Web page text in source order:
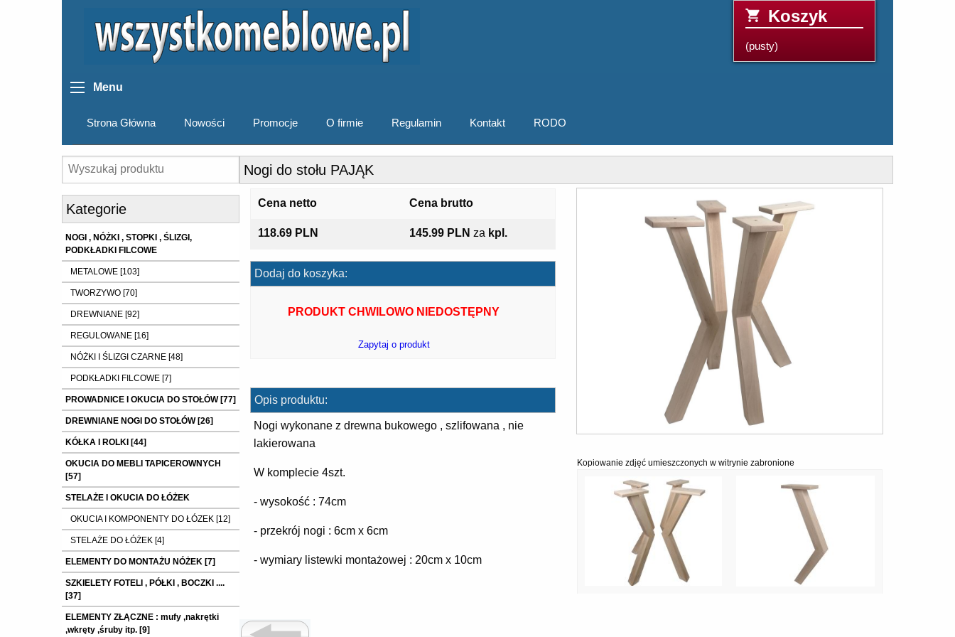
Koszyk
(pusty)
Menu
Strona Główna Nowości Promocje O firmie Regulamin Kontakt RODO
Kategorie
NOGI , NÓŻKI , STOPKI , ŚLIZGI,
PODKŁADKI FILCOWE
METALOWE [103]
TWORZYWO [70]
DREWNIANE [92]
REGULOWANE [16]
NÓŻKI I ŚLIZGI CZARNE [48]
PODKŁADKI FILCOWE [7]
PROWADNICE I OKUCIA DO STOŁÓW [77]
DREWNIANE NOGI DO STOŁÓW [26]
KÓŁKA I ROLKI [44]
OKUCIA DO MEBLI TAPICEROWNYCH
[57]
STELAŻE I OKUCIA DO ŁÓŻEK
OKUCIA I KOMPONENTY DO ŁÓZEK [12]
STELAŻE DO ŁÓŻEK [4]
ELEMENTY DO MONTAŻU NÓŻEK [7]
SZKIELETY FOTELI , PÓŁKI , BOCZKI ....
[37]
ELEMENTY ZŁĄCZNE : mufy ,nakrętki
,wkręty ,śruby itp. [9]
Nogi do stołu PAJĄK
Cena netto Cena brutto
118.69 PLN 145.99 PLN za kpl.
Dodaj do koszyka:
PRODUKT CHWILOWO NIEDOSTĘPNY
Zapytaj o produkt
Opis produktu:
Nogi wykonane z drewna bukowego , szlifowana , nie
lakierowana
W komplecie 4szt.
- wysokość : 74cm
- przekrój nogi : 6cm x 6cm
- wymiary listewki montażowej : 20cm x 10cm
Kopiowanie zdjęć umieszczonych w witrynie zabronione